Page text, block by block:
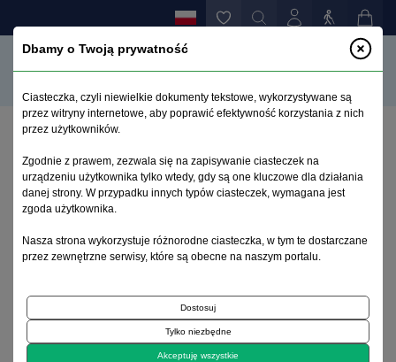
Wpływ zaburzeń ruchowych i czynników
emocjonalnych na przebieg relaksacji u chorych z
organicznymi uszkodzeniami mózgu
Archiwum 1992–2014
1999, tom 8, zeszyt 1
Dbamy o Twoją prywatność
Ciasteczka, czyli niewielkie dokumenty tekstowe, wykorzystywane są
przez witryny internetowe, aby poprawić efektywność korzystania z nich
przez użytkowników.
Zgodnie z prawem, zezwala się na zapisywanie ciasteczek na
urządzeniu użytkownika tylko wtedy, gdy są one kluczowe dla działania
danej strony. W przypadku innych typów ciasteczek, wymagana jest
zgoda użytkownika.
Nasza strona wykorzystuje różnorodne ciasteczka, w tym te dostarczane
przez zewnętrzne serwisy, które są obecne na naszym portalu.
Dostosuj
Tylko niezbędne
Akceptuję wszystkie